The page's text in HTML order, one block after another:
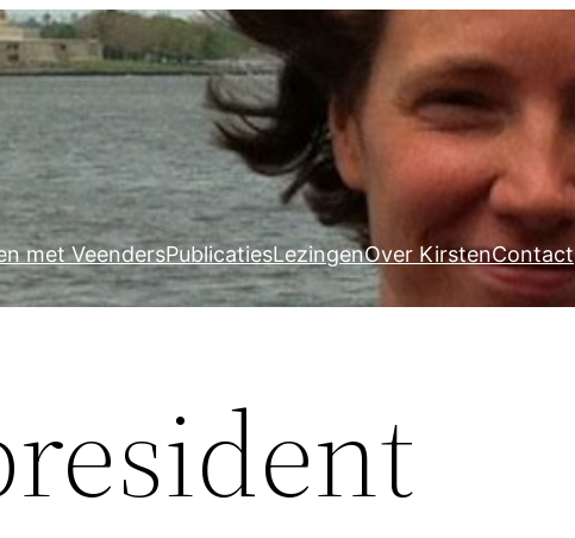
met VeendersPublicatiesLezingenOver KirstenContact